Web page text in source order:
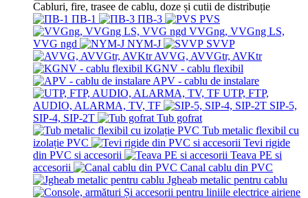
Cabluri, fire, trasee de cablu, doze și cutii de distribuție
ПВ-1
ПВ-3
PVS
VVGng, VVGng LS,
VVG ngd
NYM-J
SVVP
AVVG, AVVGtr, AVKtr
KGNV - cablu flexibil
APV - cablu de instalare
UTP, FTP,
AUDIO, ALARMA, TV, TF
SIP-5,
SIP-4, SIP-2T
Tub gofrat
Tub metalic flexibil cu
izolație PVC
Tevi rigide
din PVC si accesorii
Teava PE si
accesorii
Canal cablu din PVC
Jgheab metalic pentru cablu